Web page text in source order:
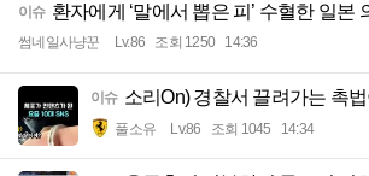
이슈 환자에게 ‘말에서 뽑은 피’ 수혈한 일본
썸네일사냥꾼 Lv.86 조회 1250 14:36
이슈 소리On) 경찰서 끌려가는 촉법
풀소유 Lv.86 조회 1045 14:34